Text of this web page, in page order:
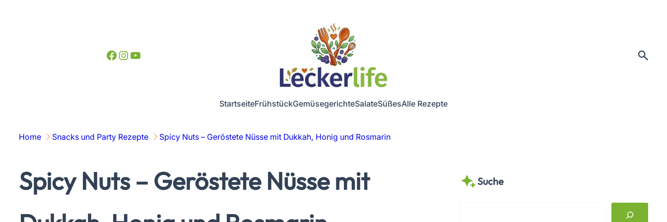
Facebook InstagramYouTube
StartseiteFrühstückGemüsegerichteSalateSüßesAlle Rezepte
Home Snacks und Party Rezepte Spicy Nuts – Geröstete Nüsse mit Dukkah, Honig und Rosmarin
Spicy Nuts – Geröstete Nüsse mit
Suche